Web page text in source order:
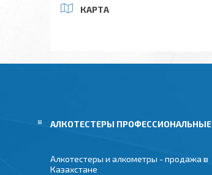
КАРТА
АЛКОТЕСТЕРЫ ПРОФЕССИОНАЛЬНЫЕ
Алкотестеры и алкометры - продажа в
Казахстане